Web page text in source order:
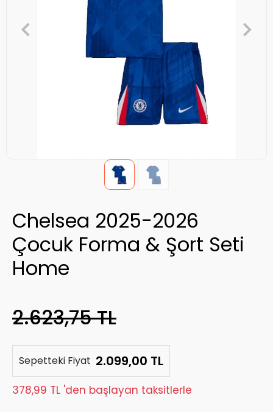
Chelsea 2025-2026
Çocuk Forma & Şort Seti
Home
2.623,75 TL
Sepetteki Fiyat 2.099,00 TL
378,99 TL 'den başlayan taksitlerle